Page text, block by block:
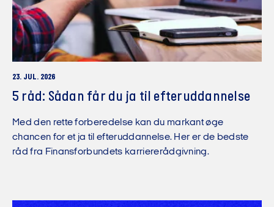
23. JUL. 2026
5 råd: Sådan får du ja til efteruddannelse
Med den rette forberedelse kan du markant øge
chancen for et ja til efteruddannelse. Her er de bedste
råd fra Finansforbundets karriererådgivning.